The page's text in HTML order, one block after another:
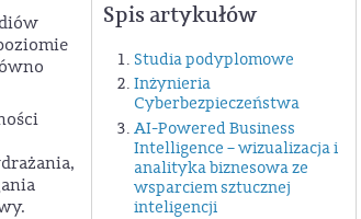
Spis artykułów
Studia podyplomowe
Inżynieria
Cyberbezpieczeństwa
AI-Powered Business
Intelligence – wizualizacja i
analityka biznesowa ze
wsparciem sztucznej
inteligencji